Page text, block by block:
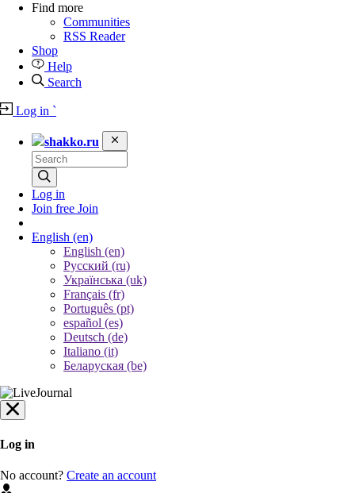
Find more
Communities
RSS Reader
Shop
Help
Search
Log in `
shakko.ru
Log in
Join free Join
English (en)
English (en)
Русский (ru)
Українська (uk)
Français (fr)
Português (pt)
español (es)
Deutsch (de)
Italiano (it)
Беларуская (be)
Log in
No account? Create an account